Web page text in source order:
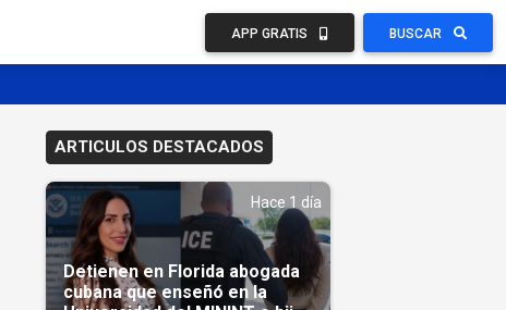
APP GRATIS BUSCAR
ARTICULOS DESTACADOS
Hace 1 día
Detienen en Florida abogada
cubana que enseñó en la